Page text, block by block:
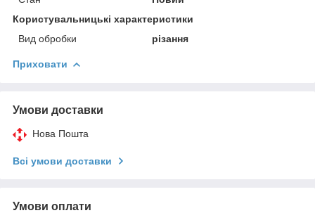
Користувальницькі характеристики
Вид обробки
різання
Приховати
Умови доставки
Нова Пошта
Всі умови доставки
Умови оплати